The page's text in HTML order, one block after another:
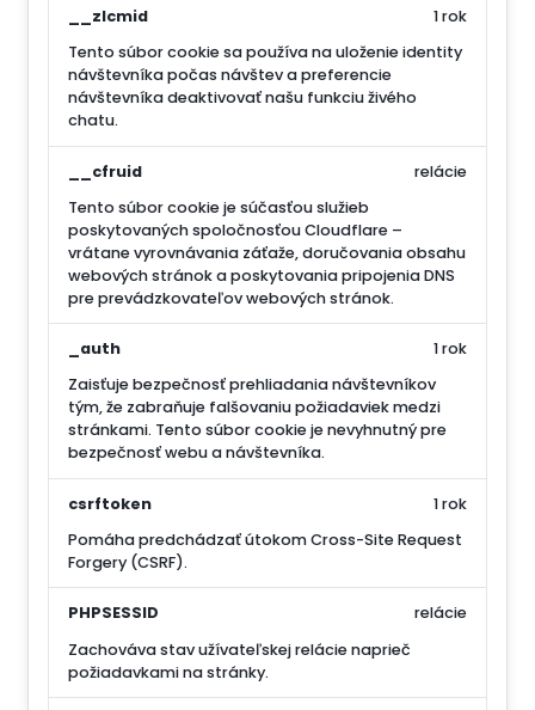
__zlcmid
Tento súbor cookie sa používa na uloženie identity
návštevníka počas návštev a preferencie
návštevníka deaktivovať našu funkciu živého
chatu.
1 rok
__cfruid
Tento súbor cookie je súčasťou služieb
poskytovaných spoločnosťou Cloudflare –
vrátane vyrovnávania záťaže, doručovania obsahu
webových stránok a poskytovania pripojenia DNS
pre prevádzkovateľov webových stránok.
relácie
_auth
Zaisťuje bezpečnosť prehliadania návštevníkov
tým, že zabraňuje falšovaniu požiadaviek medzi
stránkami. Tento súbor cookie je nevyhnutný pre
bezpečnosť webu a návštevníka.
1 rok
csrftoken
Pomáha predchádzať útokom Cross-Site Request
Forgery (CSRF).
1 rok
PHPSESSID
Zachováva stav užívateľskej relácie naprieč
požiadavkami na stránky.
relácie